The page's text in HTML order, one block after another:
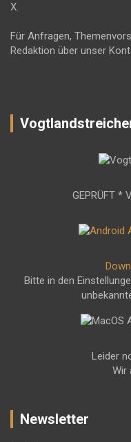
X.
Für Anfragen,
Redaktion über unser
GEPRÜFT *
Bitte in den
Leider
Wir
Newsletter